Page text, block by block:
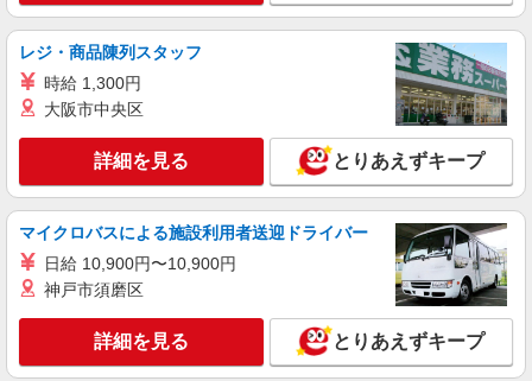
レジ・商品陳列スタッフ
時給 1,300円
大阪市中央区
詳細を見る とりあえずキープ
マイクロバスによる施設利用者送迎ドライバー
日給 10,900円〜10,900円
神戸市須磨区
詳細を見る とりあえずキープ